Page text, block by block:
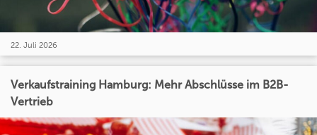
22. Juli 2026
Verkaufstraining Hamburg: Mehr Abschlüsse im B2B-
Vertrieb